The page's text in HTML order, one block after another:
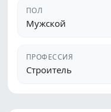
ПОЛ
Мужской
ПРОФЕССИЯ
Строитель